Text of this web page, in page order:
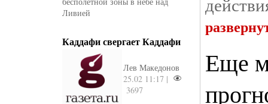
Ливией
Каддафи свергает Каддафи
Лев Македонов
25.02 11:17 |
3697
Еще